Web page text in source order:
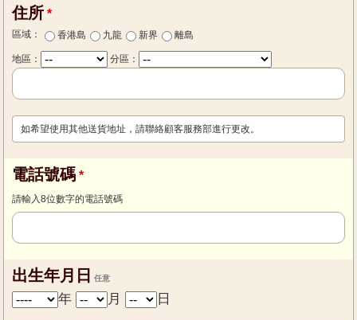
住所
區域： 香港島 九龍 新界 離島
地區： 分區：
如希望使用其他送貨地址，請聯絡顧客服務部進行更改。
電話號碼
請輸入8位數字的電話號碼
出生年月日
年 月 日